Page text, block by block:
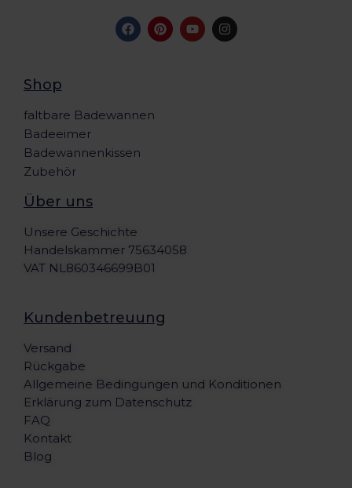
Shop
faltbare Badewannen
Badeeimer
Badewannenkissen
Zubehör
Über uns
Unsere Geschichte
Handelskammer 75634058
VAT NL860346699B01
Kundenbetreuung
Versand
Rückgabe
Allgemeine Bedingungen und Konditionen
Erklärung zum Datenschutz
FAQ
Kontakt
Blog